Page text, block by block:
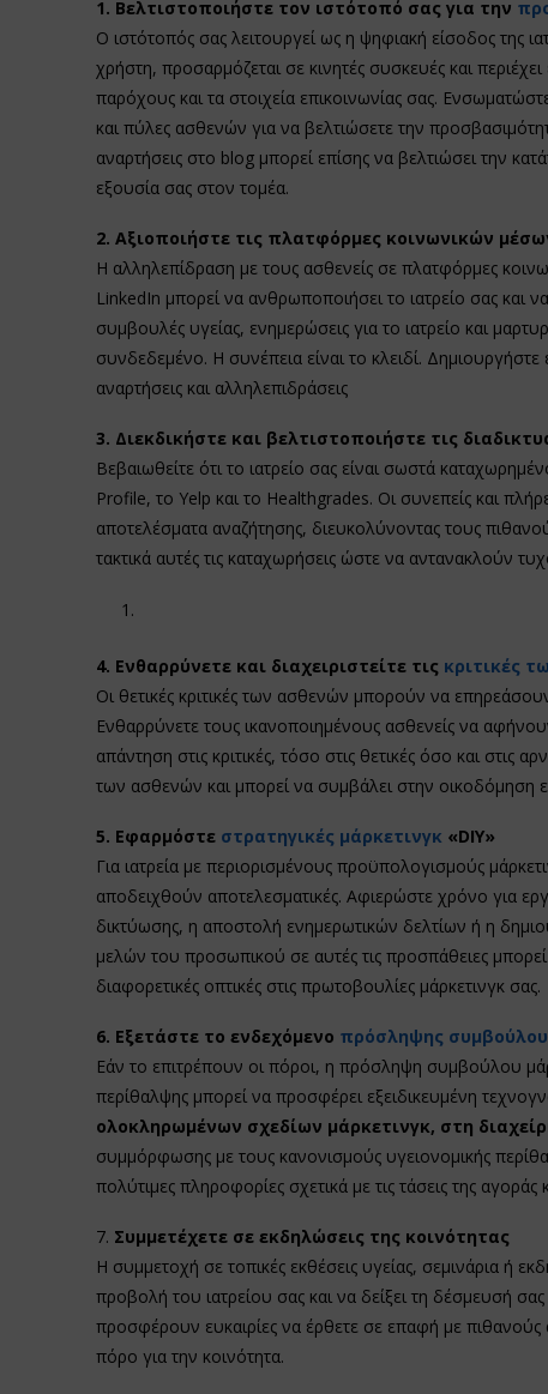
1. Βελτιστοποιήστε τον ιστότοπό σας για την
Ο ιστότοπός σας λειτουργεί ως η ψηφιακή είσοδος της
χρήστη, προσαρμόζεται σε κινητές συσκευές και
παρόχους και τα στοιχεία επικοινωνίας σας.
και πύλες ασθενών για να βελτιώσετε την
αναρτήσεις στο blog μπορεί επίσης να βελτιώσει την
εξουσία σας στον τομέα.
2. Αξιοποιήστε τις πλατφόρμες κοινωνικών
Η αλληλεπίδραση με τους ασθενείς σε πλατφόρμες
LinkedIn μπορεί να ανθρωποποιήσει το ιατρείο σας και
συμβουλές υγείας, ενημερώσεις για το ιατρείο και
συνδεδεμένο. Η συνέπεια είναι το κλειδί. Δημιουργήστε
αναρτήσεις και αλληλεπιδράσεις
3. Διεκδικήστε και βελτιστοποιήστε τις
Βεβαιωθείτε ότι το ιατρείο σας είναι σωστά
Profile, το Yelp και το Healthgrades. Οι συνεπείς και
αποτελέσματα αναζήτησης, διευκολύνοντας τους
τακτικά αυτές τις καταχωρήσεις ώστε να αντανακλούν
4. Ενθαρρύνετε και διαχειριστείτε τις κριτικές
Οι θετικές κριτικές των ασθενών μπορούν να
Ενθαρρύνετε τους ικανοποιημένους ασθενείς να
απάντηση στις κριτικές, τόσο στις θετικές όσο και στις
των ασθενών και μπορεί να συμβάλει στην οικοδόμηση
5. Εφαρμόστε στρατηγικές μάρκετινγκ «DIY»
Για ιατρεία με περιορισμένους προϋπολογισμούς
αποδειχθούν αποτελεσματικές. Αφιερώστε χρόνο για
δικτύωσης, η αποστολή ενημερωτικών δελτίων ή η
μελών του προσωπικού σε αυτές τις προσπάθειες
διαφορετικές οπτικές στις πρωτοβουλίες μάρκετινγκ σας.
6. Εξετάστε το ενδεχόμενο πρόσληψης συμβούλου
Εάν το επιτρέπουν οι πόροι, η πρόσληψη συμβούλου
περίθαλψης μπορεί να προσφέρει εξειδικευμένη
ολοκληρωμένων σχεδίων μάρκετινγκ, στη
συμμόρφωσης με τους κανονισμούς υγειονομικής
πολύτιμες πληροφορίες σχετικά με τις τάσεις της
7. Συμμετέχετε σε εκδηλώσεις της κοινότητας
Η συμμετοχή σε τοπικές εκθέσεις υγείας, σεμινάρια ή
προβολή του ιατρείου σας και να δείξει τη δέσμευσή
προσφέρουν ευκαιρίες να έρθετε σε επαφή με πιθανούς
πόρο για την κοινότητα.